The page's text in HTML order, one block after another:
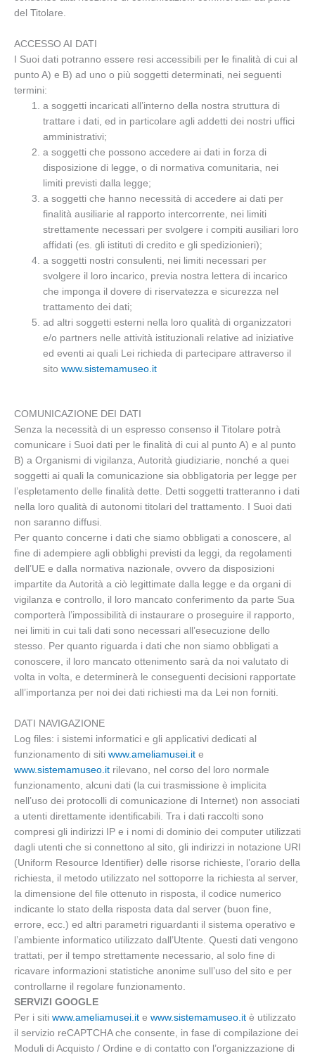
del Titolare.
ACCESSO AI DATI
I Suoi dati potranno essere resi accessibili per le finalità di cui al
punto A) e B) ad uno o più soggetti determinati, nei seguenti
termini:
a soggetti incaricati all’interno della nostra struttura di
trattare i dati, ed in particolare agli addetti dei nostri uffici
amministrativi;
a soggetti che possono accedere ai dati in forza di
disposizione di legge, o di normativa comunitaria, nei
limiti previsti dalla legge;
a soggetti che hanno necessità di accedere ai dati per
finalità ausiliarie al rapporto intercorrente, nei limiti
strettamente necessari per svolgere i compiti ausiliari loro
affidati (es. gli istituti di credito e gli spedizionieri);
a soggetti nostri consulenti, nei limiti necessari per
svolgere il loro incarico, previa nostra lettera di incarico
che imponga il dovere di riservatezza e sicurezza nel
trattamento dei dati;
ad altri soggetti esterni nella loro qualità di organizzatori
e/o partners nelle attività istituzionali relative ad iniziative
ed eventi ai quali Lei richieda di partecipare attraverso il
sitowww.sistemamuseo.it
COMUNICAZIONE DEI DATI
Senza la necessità di un espresso consenso il Titolare potrà
comunicare i Suoi dati per le finalità di cui al punto A) e al punto
B) a Organismi di vigilanza, Autorità giudiziarie, nonché a quei
soggetti ai quali la comunicazione sia obbligatoria per legge per
l’espletamento delle finalità dette. Detti soggetti tratteranno i dati
nella loro qualità di autonomi titolari del trattamento. I Suoi dati
non saranno diffusi.
Per quanto concerne i dati che siamo obbligati a conoscere, al
fine di adempiere agli obblighi previsti da leggi, da regolamenti
dell’UE e dalla normativa nazionale, ovvero da disposizioni
impartite da Autorità a ciò legittimate dalla legge e da organi di
vigilanza e controllo, il loro mancato conferimento da parte Sua
comporterà l’impossibilità di instaurare o proseguire il rapporto,
nei limiti in cui tali dati sono necessari all’esecuzione dello
stesso. Per quanto riguarda i dati che non siamo obbligati a
conoscere, il loro mancato ottenimento sarà da noi valutato di
volta in volta, e determinerà le conseguenti decisioni rapportate
all’importanza per noi dei dati richiesti ma da Lei non forniti.
DATI NAVIGAZIONE
Log files: i sistemi informatici e gli applicativi dedicati al
funzionamento di siti www.ameliamusei.it e
www.sistemamuseo.it rilevano, nel corso del loro normale
funzionamento, alcuni dati (la cui trasmissione è implicita
nell’uso dei protocolli di comunicazione di Internet) non associati
a utenti direttamente identificabili. Tra i dati raccolti sono
compresi gli indirizzi IP e i nomi di dominio dei computer utilizzati
dagli utenti che si connettono al sito, gli indirizzi in notazione URI
(Uniform Resource Identifier) delle risorse richieste, l’orario della
richiesta, il metodo utilizzato nel sottoporre la richiesta al server,
la dimensione del file ottenuto in risposta, il codice numerico
indicante lo stato della risposta data dal server (buon fine,
errore, ecc.) ed altri parametri riguardanti il sistema operativo e
l’ambiente informatico utilizzato dall’Utente. Questi dati vengono
trattati, per il tempo strettamente necessario, al solo fine di
ricavare informazioni statistiche anonime sull’uso del sito e per
controllarne il regolare funzionamento.
SERVIZI GOOGLE
Per i siti www.ameliamusei.it e www.sistemamuseo.it è utilizzato
il servizio reCAPTCHA che consente, in fase di compilazione dei
Moduli di Acquisto / Ordine e di contatto con l’organizzazione di